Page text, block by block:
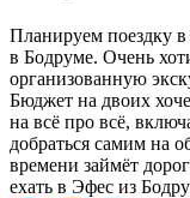
Планируем поездку
в Бодруме. Очень
организованную
Бюджет на двоих
на всё про всё,
добраться самим на
времени займёт
ехать в Эфес из